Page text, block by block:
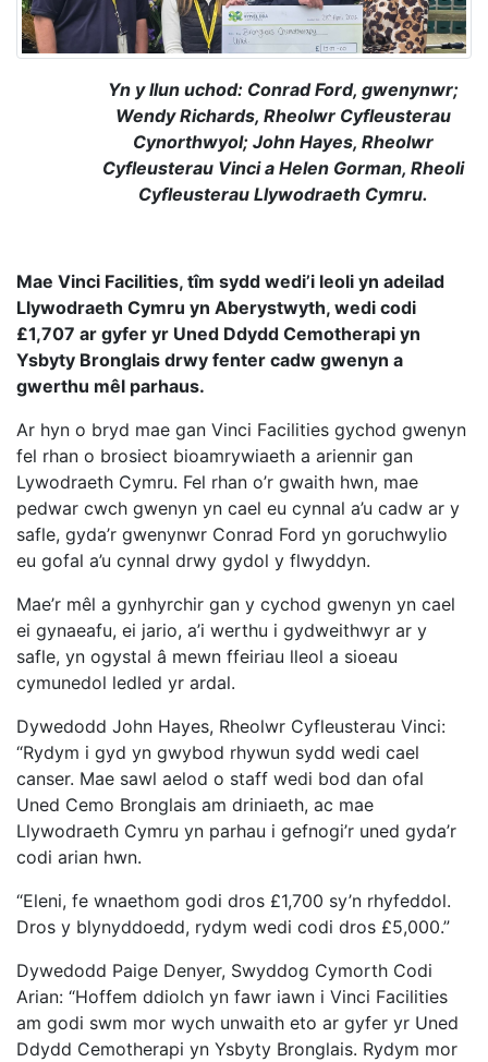
Yn y llun uchod: Conrad Ford, gwenynwr;
Wendy Richards, Rheolwr Cyfleusterau
Cynorthwyol; John Hayes, Rheolwr
Cyfleusterau Vinci a Helen Gorman, Rheoli
Cyfleusterau Llywodraeth Cymru.
Mae Vinci Facilities, tîm sydd wedi’i leoli yn adeilad
Llywodraeth Cymru yn Aberystwyth, wedi codi
£1,707 ar gyfer yr Uned Ddydd Cemotherapi yn
Ysbyty Bronglais drwy fenter cadw gwenyn a
gwerthu mêl parhaus.
Ar hyn o bryd mae gan Vinci Facilities gychod gwenyn
fel rhan o brosiect bioamrywiaeth a ariennir gan
Lywodraeth Cymru. Fel rhan o’r gwaith hwn, mae
pedwar cwch gwenyn yn cael eu cynnal a’u cadw ar y
safle, gyda’r gwenynwr Conrad Ford yn goruchwylio
eu gofal a’u cynnal drwy gydol y flwyddyn.
Mae’r mêl a gynhyrchir gan y cychod gwenyn yn cael
ei gynaeafu, ei jario, a’i werthu i gydweithwyr ar y
safle, yn ogystal â mewn ffeiriau lleol a sioeau
cymunedol ledled yr ardal.
Dywedodd John Hayes, Rheolwr Cyfleusterau Vinci:
“Rydym i gyd yn gwybod rhywun sydd wedi cael
canser. Mae sawl aelod o staff wedi bod dan ofal
Uned Cemo Bronglais am driniaeth, ac mae
Llywodraeth Cymru yn parhau i gefnogi’r uned gyda’r
codi arian hwn.
“Eleni, fe wnaethom godi dros £1,700 sy’n rhyfeddol.
Dros y blynyddoedd, rydym wedi codi dros £5,000.”
Dywedodd Paige Denyer, Swyddog Cymorth Codi
Arian: “Hoffem ddiolch yn fawr iawn i Vinci Facilities
am godi swm mor wych unwaith eto ar gyfer yr Uned
Ddydd Cemotherapi yn Ysbyty Bronglais. Rydym mor